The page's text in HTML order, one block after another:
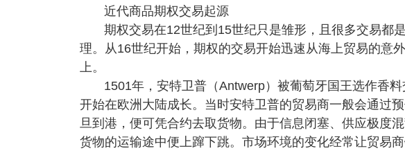
近代商品期权交易起源
期权交易在12世纪到15世纪只是雏形，且很多交易都
理。从16世纪开始，期权的交易开始迅速从海上贸易的意
上。
1501年，安特卫普（Antwerp）被葡萄牙国王选作香
开始在欧洲大陆成长。当时安特卫普的贸易商一般会通过
旦到港，便可凭合约去取货物。由于信息闭塞、供应极度
货物的运输途中便上蹿下跳。市场环境的变化经常让贸易